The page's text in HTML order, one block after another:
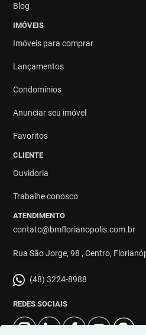
Blog
IMÓVEIS
Imóveis para comprar
Lançamentos
Condomínios
Anunciar seu imóvel
Favoritos
CLIENTE
Ouvidoria
Trabalhe conosco
ATENDIMENTO
contato@bmflorianopolis.com.br
Rua São Jorge, 98 , Centro,
(48) 3224-8988
REDES SOCIAIS